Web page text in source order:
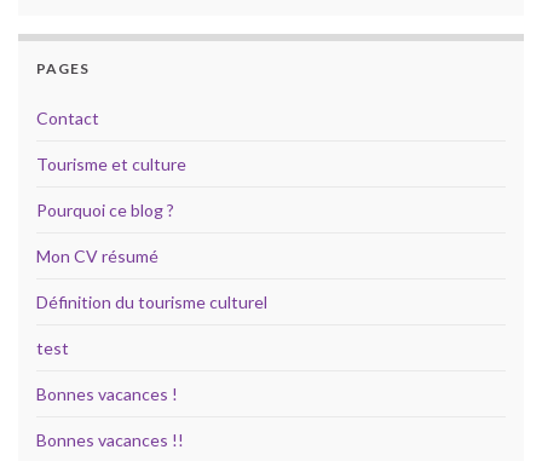
PAGES
Contact
Tourisme et culture
Pourquoi ce blog ?
Mon CV résumé
Définition du tourisme culturel
test
Bonnes vacances !
Bonnes vacances !!